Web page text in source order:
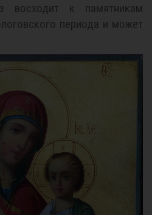
восходит к памятникам
периода и может